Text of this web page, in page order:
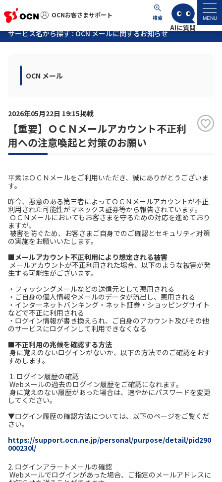
OCNお客さまサポート 検索 MENU
OCNお客さまサポート
マイページ
サポートトップ
よくあるご質問
お問い合わせ
履歴・お気に入り
お知らせ
NTTドコモビジネスのお客さ
まはこちら
工事・故障情報通知
サービス
OCN サービス一覧
サービス名から探す : OCN メールに関するお知らせ
OCN メール
2026年05月22日 19:15掲載
【重要】ＯＣＮメールアカウント不正利
用への注意喚起と対策のお願い
平素はＯＣＮメールをご利用いただき、誠にありがとうございま
す。
昨今、悪意のある第三者によってＯＣＮメールアカウントが不正
利用された可能性がマネックス証券等から報告されています。
ＯＣＮメールにおいてもお客さまを守るための対応を進めており
ますが、
被害を防ぐため、お客さまご自身でのご確認とセキュリティ対策
の実施をお願いいたします。
■メールアカウント不正利用により想定される被害
メールアカウントが不正利用された場合、以下のような被害が発
生する可能性がございます。
・フィッシングメールなどの送信元として悪用される
・ご自身の個人情報やメールのデータが流出し、悪用される
・インターネットバンキング・ネット証券・ショッピングサイト
などで不正に利用される
・ログイン情報が書き換えられ、ご自身のアカウント及びその他
のサービスにログインして利用できなくなる
■不正利用の兆候を確認する方法
身に覚えのないログインがないか、以下の方法でのご確認をおす
すめします。
1. ログイン履歴の確認
Webメールの過去のログイン履歴をご確認になれます。
身に覚えのない履歴があった場合は、速やかにパスワードを変更
してください。
▼ログイン履歴の確認方法については、以下のページをご覧くだ
さい。
https://support.ocn.ne.jp/personal/purpose/detail/pid290
000230l/
2. ログインアラートメールの確認
Webメールでログインがあった場合、ご指定のメールアドレスに